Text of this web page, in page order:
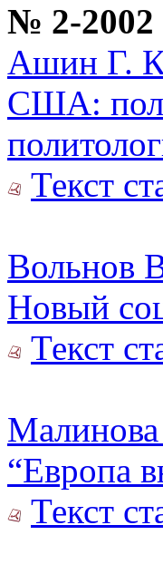
№ 2-2002
Ашин Г.
США:
Текст
Вольнов
Новый
Текст
“Европа
Текст